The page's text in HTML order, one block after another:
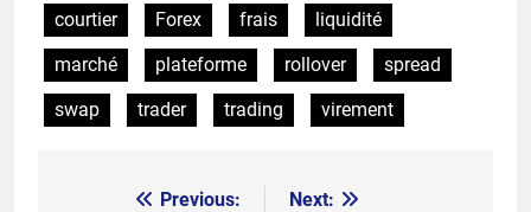
courtier
Forex frais
liquidité
marché
plateforme rollover
spread
swap
trader trading virement
Previous:
Next: